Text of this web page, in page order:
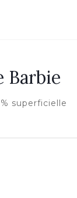
Barbie
superficielle